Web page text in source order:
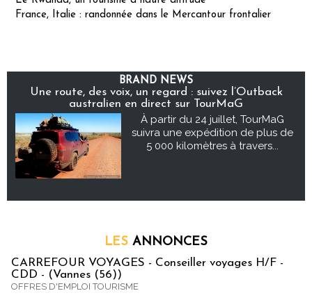
France, Italie : randonnée dans le Mercantour frontalier
BRAND NEWS
Une route, des voix, un regard : suivez l’Outback
australien en direct sur TourMaG
À partir du 24 juillet, TourMaG
suivra une expédition de plus de
5 000 kilomètres à travers...
LES ANNONCES
CARREFOUR VOYAGES - Conseiller voyages H/F -
CDD - (Vannes (56))
OFFRES D'EMPLOI TOURISME